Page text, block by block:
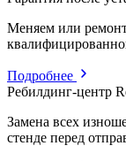
Меняем или
Подробнее
Ребилдинг-центр
Замена всех
стенде перед